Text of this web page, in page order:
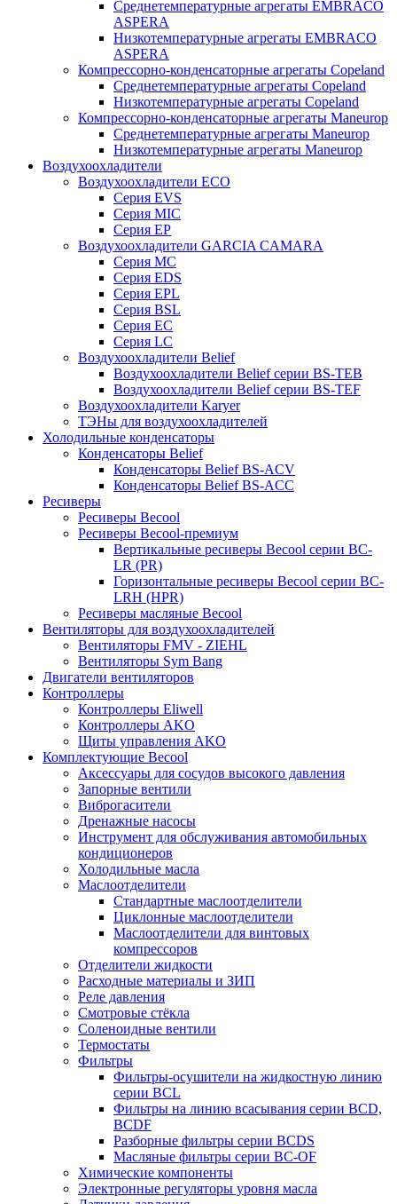
Среднетемпературные агрегаты EMBRACO
ASPERA
Низкотемпературные агрегаты EMBRACO
ASPERA
Компрессорно-конденсаторные агрегаты Copeland
Среднетемпературные агрегаты Copeland
Низкотемпературные агрегаты Copeland
Компрессорно-конденсаторные агрегаты Maneurop
Среднетемпературные агрегаты Maneurop
Низкотемпературные агрегаты Maneurop
Воздухоохладители
Воздухоохладители ECO
Серия EVS
Серия MIC
Серия EP
Воздухоохладители GARCIA CAMARA
Серия MC
Серия EDS
Серия EPL
Серия BSL
Серия EC
Серия LC
Воздухоохладители Belief
Воздухоохладители Belief серии BS-TEB
Воздухоохладители Belief серии BS-TEF
Воздухоохладители Karyer
ТЭНы для воздухоохладителей
Холодильные конденсаторы
Конденсаторы Belief
Конденсаторы Belief BS-ACV
Конденсаторы Belief BS-ACC
Ресиверы
Ресиверы Becool
Ресиверы Becool-премиум
Вертикальные ресиверы Becool серии BC-
LR (PR)
Горизонтальные ресиверы Becool серии BC-
LRH (HPR)
Ресиверы масляные Becool
Вентиляторы для воздухоохладителей
Вентиляторы FMV - ZIEHL
Вентиляторы Sym Bang
Двигатели вентиляторов
Контроллеры
Контроллеры Eliwell
Контроллеры AKO
Щиты управления AKO
Комплектующие Becool
Аксессуары для сосудов высокого давления
Запорные вентили
Виброгасители
Дренажные насосы
Инструмент для обслуживания автомобильных
кондиционеров
Холодильные масла
Маслоотделители
Стандартные маслоотделители
Циклонные маслоотделители
Маслоотделители для винтовых
компрессоров
Отделители жидкости
Расходные материалы и ЗИП
Реле давления
Смотровые стёкла
Соленоидные вентили
Термостаты
Фильтры
Фильтры-осушители на жидкостную линию
серии BCL
Фильтры на линию всасывания серии BCD,
BCDF
Разборные фильтры серии BCDS
Масляные фильтры серии BC-OF
Химические компоненты
Электронные регуляторы уровня масла